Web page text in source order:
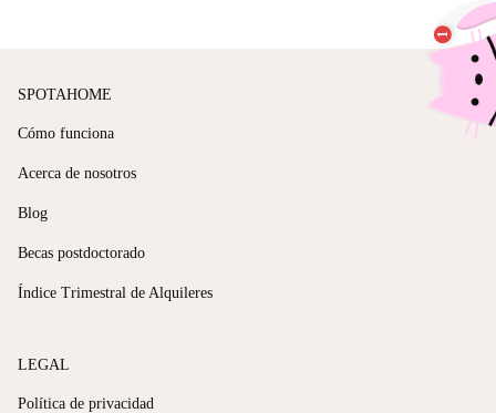
SPOTAHOME
Cómo funciona
Acerca de nosotros
Blog
Becas postdoctorado
Índice Trimestral de Alquileres
LEGAL
Política de privacidad